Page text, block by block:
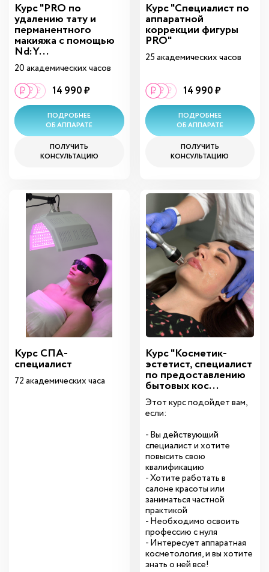
Курс "PRO по
удалению тату и
перманентного
макияжа с помощью
Nd:Y...
20 академических часов
14 990 ₽
ПОДРОБНЕЕ
ОБ АППАРАТЕ
ПОЛУЧИТЬ
КОНСУЛЬТАЦИЮ
Курс "Специалист по
аппаратной
коррекции фигуры
PRO"
25 академических часов
14 990 ₽
ПОДРОБНЕЕ
ОБ АППАРАТЕ
ПОЛУЧИТЬ
КОНСУЛЬТАЦИЮ
Курс СПА-
специалист
72 академических часа
Курс "Косметик-
эстетист, специалист
по предоставлению
бытовых кос...
Этот курс подойдет вам,
если:
- Вы действующий
специалист и хотите
повысить свою
квалификацию
- Хотите работать в
салоне красоты или
заниматься частной
практикой
- Необходимо освоить
профессию с нуля
- Интересует аппаратная
косметология, и вы хотите
знать о ней все!